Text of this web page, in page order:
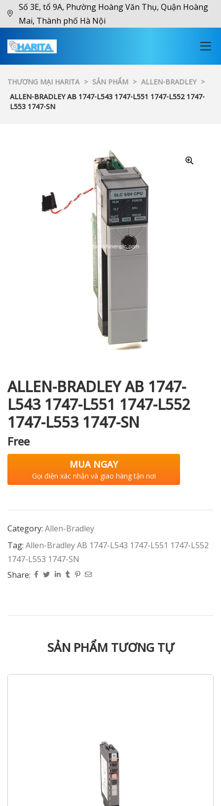
Số 3E, tổ 9A, Phường Hoàng Văn Thụ, Quận Hoàng
Mai, Thành phố Hà Nội
THƯƠNG MẠI HARITA > SẢN PHẨM > ALLEN-BRADLEY >
ALLEN-BRADLEY AB 1747-L543 1747-L551 1747-L552 1747-
L553 1747-SN
ALLEN-BRADLEY AB 1747-
L543 1747-L551 1747-L552
1747-L553 1747-SN
Free
MUA NGAY
Gọi điện xác nhận và giao hàng tận nơi
Category: Allen-Bradley
Tag: Allen-Bradley AB 1747-L543 1747-L551 1747-L552
1747-L553 1747-SN
Share:
SẢN PHẨM TƯƠNG TỰ